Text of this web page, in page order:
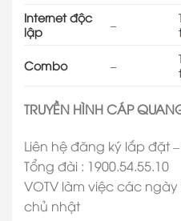
Internet độc
lập
–
Combo –
TRUYỀN HÌNH CÁP
Liên hệ đăng ký lắp đặt
Tổng đài : 1900.54.55.10
VOTV làm việc các
chủ nhật